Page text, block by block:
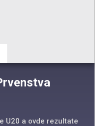
U20 a ovde rezultate